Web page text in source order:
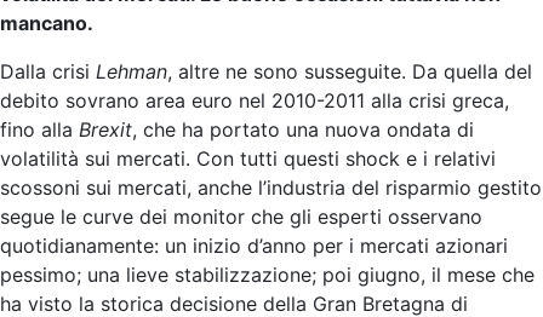
mancano.
Dalla crisi Lehman, altre ne sono susseguite. Da quella del
debito sovrano area euro nel 2010-2011 alla crisi greca,
fino alla Brexit, che ha portato una nuova ondata di
volatilità sui mercati. Con tutti questi shock e i relativi
scossoni sui mercati, anche l’industria del risparmio gestito
segue le curve dei monitor che gli esperti osservano
quotidianamente: un inizio d’anno per i mercati azionari
pessimo; una lieve stabilizzazione; poi giugno, il mese che
ha visto la storica decisione della Gran Bretagna di